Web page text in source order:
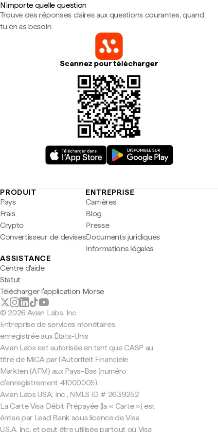
N'importe quelle question
Trouve des réponses claires aux questions courantes, quand
tu en as besoin.
Scannez pour télécharger
PRODUIT
Pays
Frais
Crypto
Convertisseur de devises
ENTREPRISE
Carrières
Blog
Presse
Documents juridiques
Informations légales
ASSISTANCE
Centre d'aide
Statut
Télécharger l'application Morse
© 2026 Avian Labs, Inc
Entreprise de services monétaires
enregistrée aux États-Unis
Avian Labs est autorisée en tant que CASP au
titre de MiCA par l'Autoriteit Financiële
Markten (AFM) aux Pays-Bas (numéro
d'enregistrement 41000005).
Avian Labs USA, Inc., NMLS ID # 2639252
La Carte Visa Débit Prépayée (la « Carte ») est
émise par Lead Bank sous licence de Visa
U.S.A. Inc. et peut être utilisée partout où Visa